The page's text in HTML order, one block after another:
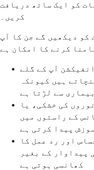
کو ایک ساتھ دریافت
کریں۔
کو دیکھیں گے جن کا آپ
آپ کے گلے
ہیں کیونکہ
سے لڑتا ہے
کی خشکی، یا
کے راستوں میں
پیدا کرتی ہے
اور رد عمل کا
پیداوار کے بغیر
کھانسی ہوتی ہے